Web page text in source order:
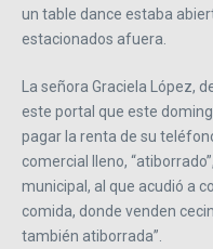
un table dance estaba
estacionados afuera.
La señora Graciela López,
este portal que este
pagar la renta de su
comercial lleno,
municipal, al que acudió a
comida, donde venden
también atiborrada”.